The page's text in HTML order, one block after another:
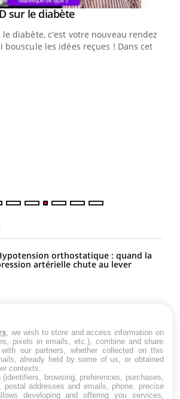
sur le diabèteYoutube
diabète, c'est votre nouveau rendez-
les idées reçues ! Dans cet
orthostatique : quand la
artérielle chute au lever
de Charcot (Sclérose latérale
, we wish to store and access information on
pixels in emails, etc.), combine and share
our partners, whether collected on this
already held by some of us, or obtained
contexts.
browsing, preferences, purchases,
postal addresses and emails, phone, precise
developing and offering you services,